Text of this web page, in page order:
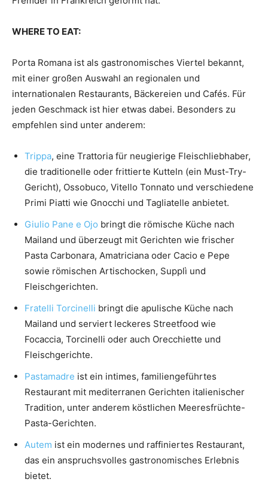
WHERE TO EAT:
Porta Romana ist als gastronomisches Viertel bekannt,
mit einer großen Auswahl an regionalen und
internationalen Restaurants, Bäckereien und Cafés. Für
jeden Geschmack ist hier etwas dabei. Besonders zu
empfehlen sind unter anderem:
Trippa, eine Trattoria für neugierige Fleischliebhaber,
die traditionelle oder frittierte Kutteln (ein Must-Try-
Gericht), Ossobuco, Vitello Tonnato und verschiedene
Primi Piatti wie Gnocchi und Tagliatelle anbietet.
Giulio Pane e Ojo bringt die römische Küche nach
Mailand und überzeugt mit Gerichten wie frischer
Pasta Carbonara, Amatriciana oder Cacio e Pepe
sowie römischen Artischocken, Supplì und
Fleischgerichten.
Fratelli Torcinelli bringt die apulische Küche nach
Mailand und serviert leckeres Streetfood wie
Focaccia, Torcinelli oder auch Orecchiette und
Fleischgerichte.
Pastamadre ist ein intimes, familiengeführtes
Restaurant mit mediterranen Gerichten italienischer
Tradition, unter anderem köstlichen Meeresfrüchte-
Pasta-Gerichten.
Autem ist ein modernes und raffiniertes Restaurant,
das ein anspruchsvolles gastronomisches Erlebnis
bietet.